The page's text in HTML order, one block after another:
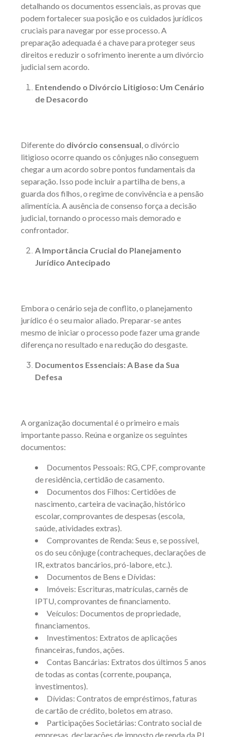
detalhando os documentos essenciais, as provas que
podem fortalecer sua posição e os cuidados jurídicos
cruciais para navegar por esse processo. A
preparação adequada é a chave para proteger seus
direitos e reduzir o sofrimento inerente a um divórcio
judicial sem acordo.
Entendendo o Divórcio Litigioso: Um Cenário
de Desacordo
Diferente do divórcio consensual, o divórcio
litigioso ocorre quando os cônjuges não conseguem
chegar a um acordo sobre pontos fundamentais da
separação. Isso pode incluir a partilha de bens, a
guarda dos filhos, o regime de convivência e a pensão
alimentícia. A ausência de consenso força a decisão
judicial, tornando o processo mais demorado e
confrontador.
A Importância Crucial do Planejamento
Jurídico Antecipado
Embora o cenário seja de conflito, o planejamento
jurídico é o seu maior aliado. Preparar-se antes
mesmo de iniciar o processo pode fazer uma grande
diferença no resultado e na redução do desgaste.
Documentos Essenciais: A Base da Sua
Defesa
A organização documental é o primeiro e mais
importante passo. Reúna e organize os seguintes
documentos:
Documentos Pessoais: RG, CPF, comprovante
de residência, certidão de casamento.
Documentos dos Filhos: Certidões de
nascimento, carteira de vacinação, histórico
escolar, comprovantes de despesas (escola,
saúde, atividades extras).
Comprovantes de Renda: Seus e, se possível,
os do seu cônjuge (contracheques, declarações de
IR, extratos bancários, pró-labore, etc.).
Documentos de Bens e Dívidas:
Imóveis: Escrituras, matrículas, carnês de
IPTU, comprovantes de financiamento.
Veículos: Documentos de propriedade,
financiamentos.
Investimentos: Extratos de aplicações
financeiras, fundos, ações.
Contas Bancárias: Extratos dos últimos 5 anos
de todas as contas (corrente, poupança,
investimentos).
Dívidas: Contratos de empréstimos, faturas
de cartão de crédito, boletos em atraso.
Participações Societárias: Contrato social de
empresas, declarações de imposto de renda da PJ,